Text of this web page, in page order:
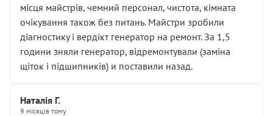
місця майстрів, чемний персонал, чистота, кімната
очікування також без питань. Майстри зробили
діагностику і вердікт генератор на ремонт. За 1,5
години зняли генератор, відремонтували (заміна
щіток і підшипників) и поставили назад.
Наталія Г.
9 місяців тому